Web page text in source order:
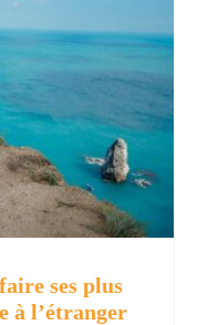
tente
sol
ses plus
à l’étranger